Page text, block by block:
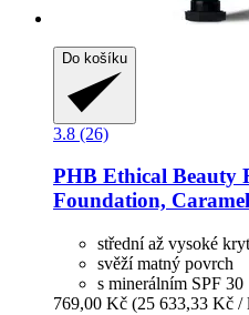
Do košíku
3.8 (26)
PHB Ethical Beauty
Foundation,
střední až vysoké
svěží matný povrch
s minerálním SPF 30
769,00 Kč (25 633,33 Kč /